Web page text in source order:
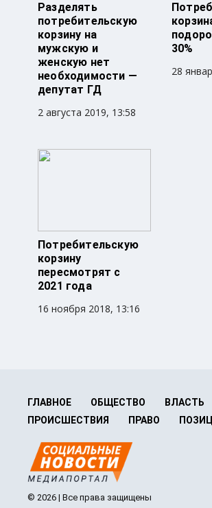
Разделять
потребительскую
корзину на
мужскую и
женскую нет
необходимости —
депутат ГД
2 августа 2019, 13:58
30%
28
Потребительскую
корзину
пересмотрят с
2021 года
16 ноября 2018, 13:16
ГЛАВНОЕ ОБЩЕСТВО
ВЛАСТЬ
ПРОИСШЕСТВИЯ
ПРАВО
© 2026 | Все права защищены